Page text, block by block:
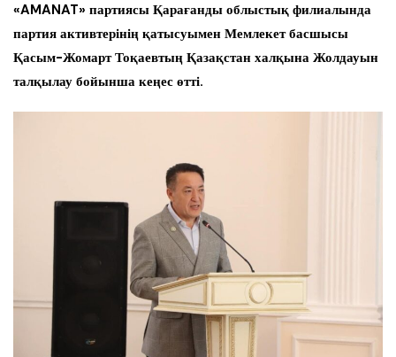
«AMANAT» партиясы Қарағанды облыстық филиалында
партия активтерінің қатысуымен Мемлекет басшысы
Қасым-Жомарт Тоқаевтың Қазақстан халқына Жолдауын
талқылау бойынша кеңес өтті.